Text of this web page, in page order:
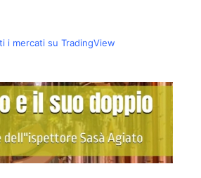
i mercati su TradingView